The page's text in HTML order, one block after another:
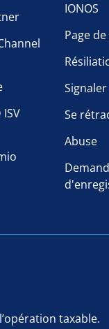
IONOS
Page
Se
Abuse
taxable.